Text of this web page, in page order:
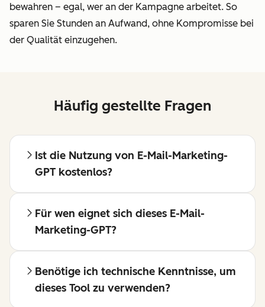
bewahren – egal, wer an der Kampagne arbeitet. So
sparen Sie Stunden an Aufwand, ohne Kompromisse bei
der Qualität einzugehen.
Häufig gestellte Fragen
Ist die Nutzung von E-Mail-Marketing-
GPT kostenlos?
Für wen eignet sich dieses E-Mail-
Marketing-GPT?
Benötige ich technische Kenntnisse, um
dieses Tool zu verwenden?